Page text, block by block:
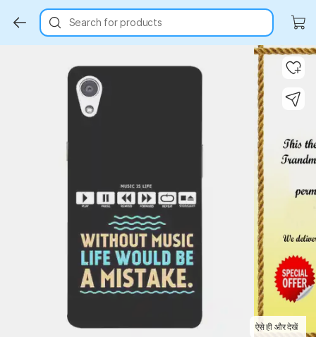
Search for products
Key Highlights
ऐसे ही और देखें